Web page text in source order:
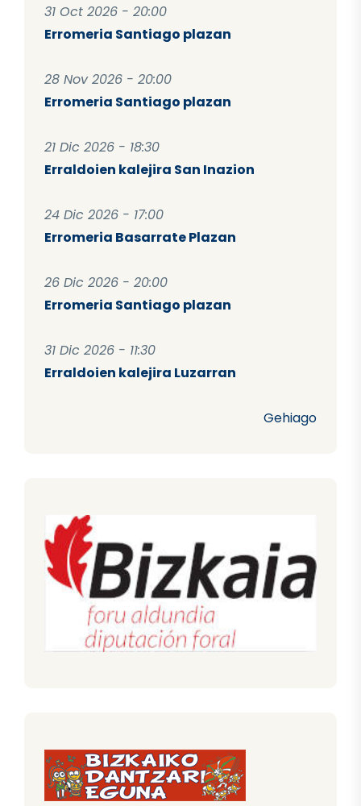
31 Oct 2026 - 20:00
Erromeria Santiago plazan
28 Nov 2026 - 20:00
Erromeria Santiago plazan
21 Dic 2026 - 18:30
Erraldoien kalejira San Inazion
24 Dic 2026 - 17:00
Erromeria Basarrate Plazan
26 Dic 2026 - 20:00
Erromeria Santiago plazan
31 Dic 2026 - 11:30
Erraldoien kalejira Luzarran
Gehiago